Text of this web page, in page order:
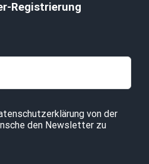
Registrierung
von der
den Newsletter zu